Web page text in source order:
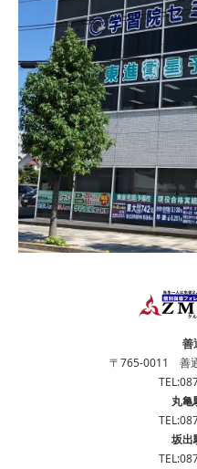
善
〒765-0011 善
TEL:
丸亀
TEL:
坂出
TEL: